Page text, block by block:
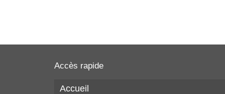
Accès rapide
Accueil